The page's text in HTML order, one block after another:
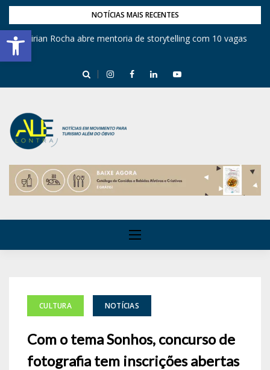
Barra de Ferramentas Aberta
NOTÍCIAS MAIS RECENTES
Mirian Rocha abre mentoria de storytelling com 10 vagas
CULTURA NOTÍCIAS
Com o tema Sonhos, concurso de
fotografia tem inscrições abertas